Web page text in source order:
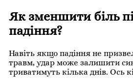
Як зменшити біль
падіння?
Навіть якщо падіння не
травм, удар може залишити
триватимуть кілька днів. Ось